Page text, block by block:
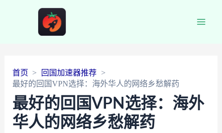
首页
回国加速器推荐
最好的回国VPN选择：海外华人的网络乡愁解药
最好的回国VPN选择：海外
华人的网络乡愁解药